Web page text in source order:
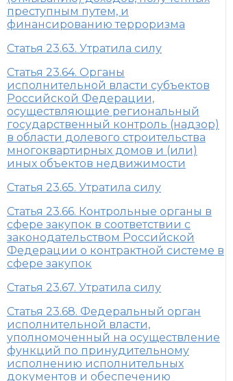
преступным путем, и
финансированию терроризма
Статья 23.63. Утратила силу
Статья 23.64. Органы
исполнительной власти субъектов
Российской Федерации,
осуществляющие региональный
государственный контроль (надзор)
в области долевого строительства
многоквартирных домов и (или)
иных объектов недвижимости
Статья 23.65. Утратила силу
Статья 23.66. Контрольные органы в
сфере закупок в соответствии с
законодательством Российской
Федерации о контрактной системе в
сфере закупок
Статья 23.67. Утратила силу
Статья 23.68. Федеральный орган
исполнительной власти,
уполномоченный на осуществление
функций по принудительному
исполнению исполнительных
документов и обеспечению